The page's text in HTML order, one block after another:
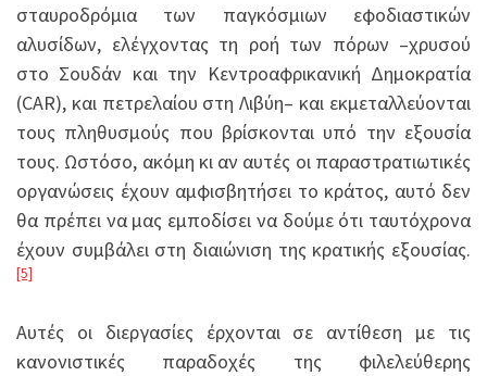
σταυροδρόμια των παγκόσμιων εφοδιαστικών
αλυσίδων, ελέγχοντας τη ροή των πόρων –χρυσού
στο Σουδάν και την Κεντροαφρικανική Δημοκρατία
(CAR), και πετρελαίου στη Λιβύη– και εκμεταλλεύονται
τους πληθυσμούς που βρίσκονται υπό την εξουσία
τους. Ωστόσο, ακόμη κι αν αυτές οι παραστρατιωτικές
οργανώσεις έχουν αμφισβητήσει το κράτος, αυτό δεν
θα πρέπει να μας εμποδίσει να δούμε ότι ταυτόχρονα
έχουν συμβάλει στη διαιώνιση της κρατικής εξουσίας.
[5]
Αυτές οι διεργασίες έρχονται σε αντίθεση με τις
κανονιστικές παραδοχές της φιλελεύθερης